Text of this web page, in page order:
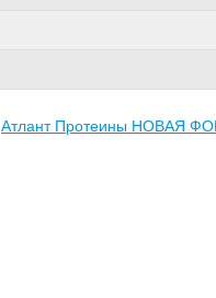
Атлант Протеины НОВАЯ